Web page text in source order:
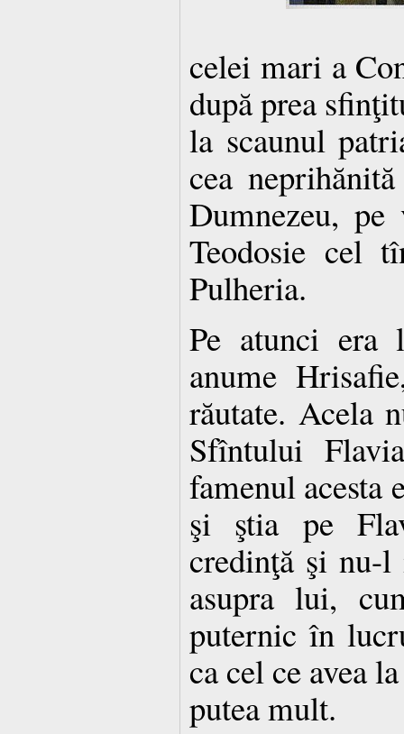
celei mari a
după prea
la scaunul
cea
Dumnezeu,
Teodosie cel
Pulheria.
Pe atunci era
anume
răutate. Acela
Sfîntului
famenul acesta
şi ştia pe
credinţă şi nu-
asupra lui,
puternic în
ca cel ce avea
putea mult.